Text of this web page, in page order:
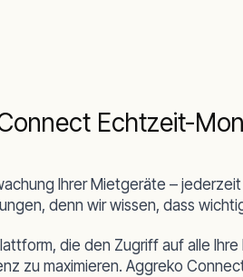
Echtzeit-
Ihrer Mietgeräte –
denn wir wissen, dass
die den Zugriff auf alle
zu maximieren. Aggreko